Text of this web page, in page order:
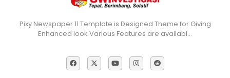
Pixy Newspaper 11 Template is Designed Theme for Giving
Enhanced look Various Features are availabl…